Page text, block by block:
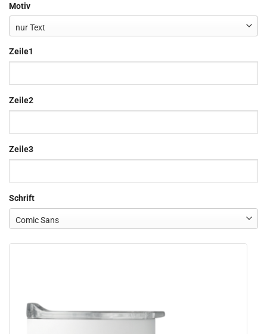
Motiv
Zeile1
Zeile2
Zeile3
Schrift